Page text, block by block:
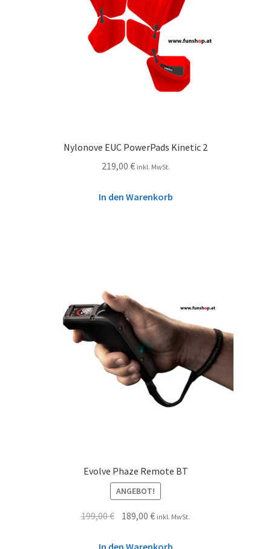
Nylonove EUC PowerPads Kinetic 2
219,00 € inkl. MwSt.
In den Warenkorb
Evolve Phaze Remote BT
ANGEBOT!
199,00€ 189,00€ inkl. MwSt.